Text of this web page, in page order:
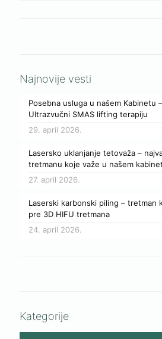
Najnovije vesti
Posebna usluga u našem Kabinetu
Ultrazvučni SMAS lifting terapiju
29. april 2026.
Lasersko uklanjanje tetovaža –
tretmanu koje važe u našem
27. april 2026.
Laserski karbonski piling – tretman
pre 3D HIFU tretmana
24. april 2026.
Kategorije